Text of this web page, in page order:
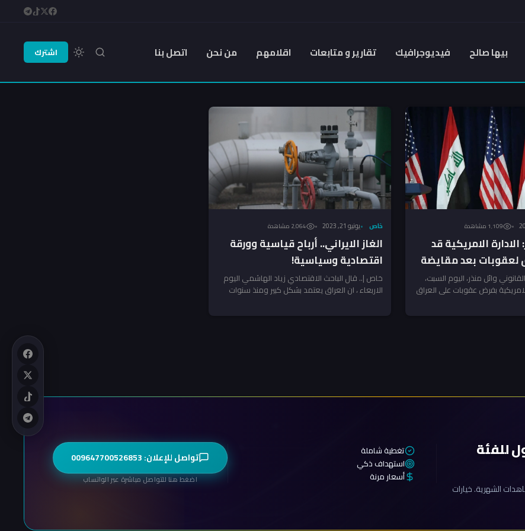
بيها صالح فيديوجرافيك تقارير و متابعات اقلامهم من نحن اتصل بنا اشترك
1٬109 مشاهدة
الامريكية قد
لعقوبات بعد مقايضة
وائل منذر، اليوم السبت،
بفرض عقوبات على العراق
خاص يونيو 21, 2023 2٬064 مشاهدة
الغاز الايراني.. أرباح قياسية وورقة
اقتصادية وسياسية!
خاص |.. قال الباحث الاقتصادي زياد الهاشمي اليوم
الاربعاء ، ان العراق يعتمد بشكل كبير ومنذ سنوات
للفئة
الشهرية. خيارات
تغطية شاملة
استهداف ذكي
أسعار مرنة
تواصل للإعلان: 009647700526853
اضغط هنا للتواصل مباشرة عبر الواتساب